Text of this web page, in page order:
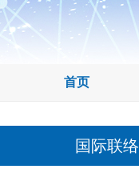
首页
国际联络